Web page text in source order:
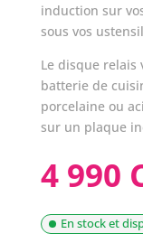
induction sur
sous vos
Le disque relais
batterie de
porcelaine ou
sur un plaque
4 990
En stock et